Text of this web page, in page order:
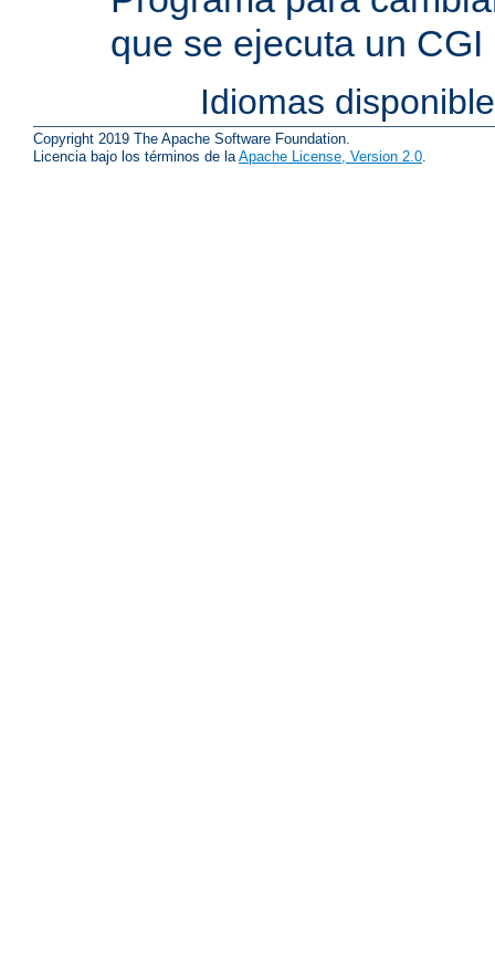
que se ejecuta un CGI
Idiomas
Copyright 2019 The Apache Software Foundation.
Licencia bajo los términos de laApache License, Version 2.0.